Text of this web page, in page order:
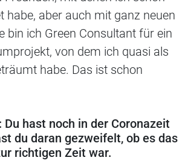
habe, aber auch mit ganz neuen
bin ich Green Consultant für ein
von dem ich quasi als
habe. Das ist schon
Du hast noch in der Coronazeit
du daran gezweifelt, ob es das
richtigen Zeit war.